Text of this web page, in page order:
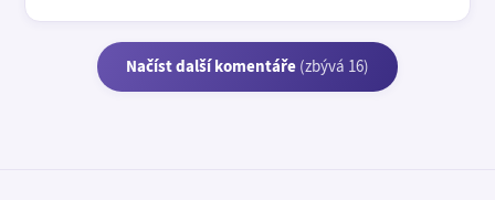
Načíst další komentáře (zbývá 16)